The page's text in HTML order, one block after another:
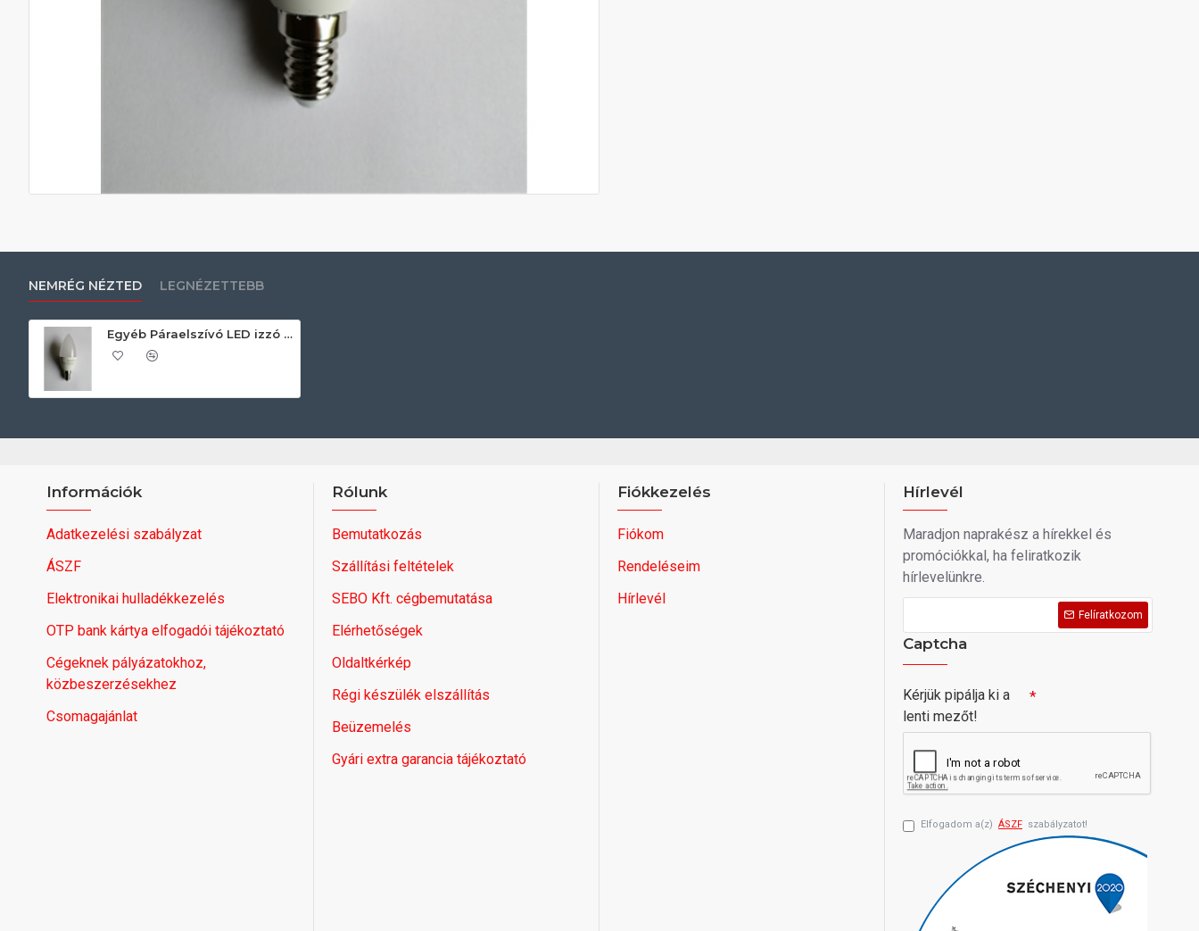
NEMRÉG NÉZTED LEGNÉZETTEBB
Egyéb Páraelszívó LED izzó 105283 Izzó páraelszívóhoz
Információk
Adatkezelési szabályzat
ÁSZF
Elektronikai hulladékkezelés
OTP bank kártya elfogadói tájékoztató
Cégeknek pályázatokhoz,
közbeszerzésekhez
Csomagajánlat
Rólunk
Bemutatkozás
Szállítási feltételek
SEBO Kft. cégbemutatása
Elérhetőségek
Oldaltkérkép
Régi készülék elszállítás
Beüzemelés
Gyári extra garancia tájékoztató
Fiókkezelés
Fiókom
Rendeléseim
Hírlevél
Hírlevél
Maradjon naprakész a hírekkel és
promóciókkal, ha feliratkozik
hírlevelünkre.
Felíratkozom
Captcha
Kérjük pipálja ki a
lenti mezőt!
Elfogadom a(z) ÁSZF szabályzatot!